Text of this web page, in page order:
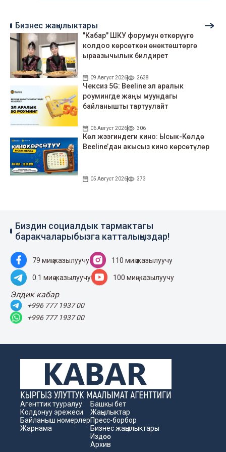
Бизнес жаңылыктары
"Кабар" ШКУ форумун өткөрүүгө
колдоо көрсөткөн өнөктөштөргө
ыраазычылык билдирет
09 Август 2026 2638
Чексиз 5G: Beeline эл аралык
роумингде жаңы муундагы
байланышты тартуулайт
06 Август 2026 306
Көл жээгиндеги кино: Ысык-Көлдө
Beeline’дан акысыз кино көрсөтүлөр
05 Август 2026 373
Биздин социалдык тармактагы
баракчаларыбызга катталыңыздар!
79 миң жазылуучу 110 миң жазылуучу
0.1 миң жазылуучу 100 миң жазылуучу
Элдик кабар
+996 777 1937 00
+996 777 1937 00
Агенттик тууралуу
Колдонуу эрежеси
Байланыш номерлер
Жарнама
Башкы бет
Жаңылыктар
Пресс-борбор
Бизнес жаңылыктары
Издөө
Архив